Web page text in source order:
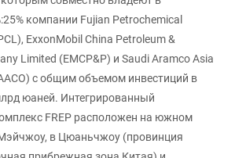
компании Fujian Petrochemical
ExxonMobil China Petroleum &
Limited (EMCP&P) и Saudi Aramco Asia
с общим объемом инвестиций в
юаней. Интегрированный
FREP расположен на южном
в Цюаньчжоу (провинция